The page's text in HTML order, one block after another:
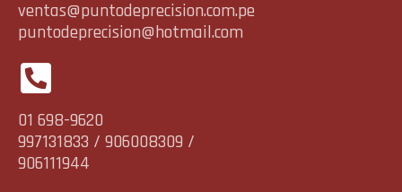
ventas@puntodeprecision.com.pe
puntodeprecision@hotmail.com
01 698-9620
997131833 / 906008309 /
906111944